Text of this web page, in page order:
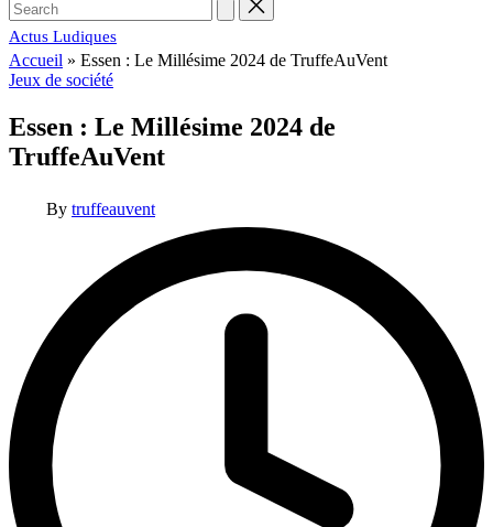
for:
Actus Ludiques
Accueil » Essen : Le Millésime 2024 de TruffeAuVent
Posted
Jeux de société
Essen : Le Millésime 2024 de
TruffeAuVent
PostedBy truffeauvent